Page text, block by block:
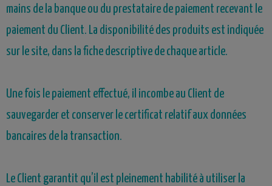
mains de la banque ou du prestataire de paiement recevant le
paiement du Client. La disponibilité des produits est indiquée
sur le site, dans la fiche descriptive de chaque article.
Une fois le paiement effectué, il incombe au Client de
sauvegarder et conserver le certificat relatif aux données
bancaires de la transaction.
Le Client garantit qu’il est pleinement habilité à utiliser la